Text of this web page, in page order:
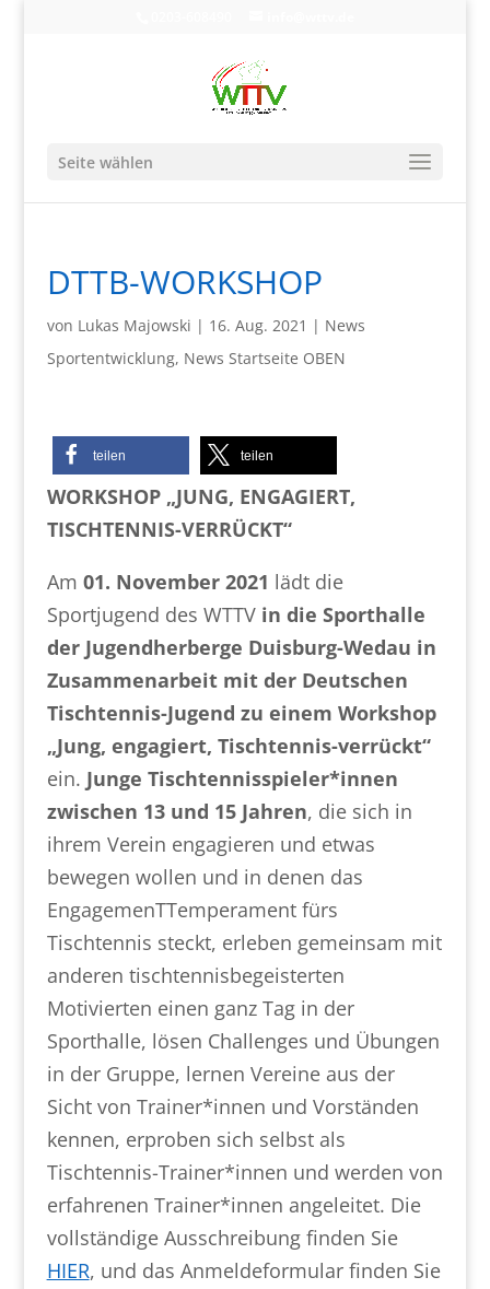
Seite wählen
DTTB-WORKSHOP
von Lukas Majowski | 16. Aug. 2021 | News
Sportentwicklung, News Startseite OBEN
teilen teilen
WORKSHOP „JUNG, ENGAGIERT,
TISCHTENNIS-VERRÜCKT“
Am 01. November 2021 lädt die
Sportjugend des WTTV in die Sporthalle
der Jugendherberge Duisburg-Wedau in
Zusammenarbeit mit der Deutschen
Tischtennis-Jugend zu einem Workshop
„Jung, engagiert, Tischtennis-verrückt“
ein. Junge Tischtennisspieler*innen
zwischen 13 und 15 Jahren, die sich in
ihrem Verein engagieren und etwas
bewegen wollen und in denen das
EngagemenTTemperament fürs
Tischtennis steckt, erleben gemeinsam mit
anderen tischtennisbegeisterten
Motivierten einen ganz Tag in der
Sporthalle, lösen Challenges und Übungen
in der Gruppe, lernen Vereine aus der
Sicht von Trainer*innen und Vorständen
kennen, erproben sich selbst als
Tischtennis-Trainer*innen und werden von
erfahrenen Trainer*innen angeleitet. Die
vollständige Ausschreibung finden Sie
HIER, und das Anmeldeformular finden Sie